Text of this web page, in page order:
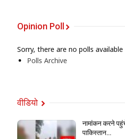
Opinion Poll
Sorry, there are no polls
Polls Archive
वीडियो
नामांकन करने
पाकिस्तान…